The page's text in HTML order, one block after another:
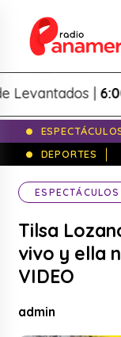
|
DEPORTES
ESPECTÁCULOS
Tilsa
vivo y ella
VIDEO
admin